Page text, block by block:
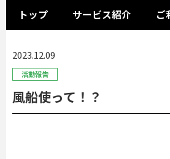
トップ サービス紹介 ご
2023.12.09
活動報告
風船使って！？